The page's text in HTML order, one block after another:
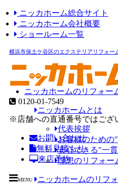
ニッカホーム総合サイト
ニッカホーム会社概要
ショールーム一覧
横浜市保土ケ谷区のエクステリアリフォー
0120-01-7549
※店舗への直通番号ではござ
お問い合わせ
無料見積もり
来店予約
MENU
ニッカホームのリフォー
ニッカホームとは
代表挨拶
お客様のための
安心できる"一
理想のリフォー
ニッカホームのリフ